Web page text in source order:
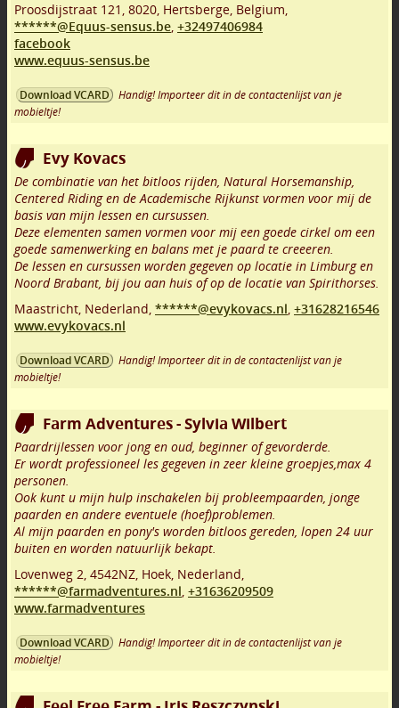
Proosdijstraat 121 , 8020, Hertsberge, Belgium,
******@Equus-sensus.be, +32497406984
facebook
www.equus-sensus.be
Download VCARD
Handig! Importeer dit in de contactenlijst van je
mobieltje!
Evy Kovacs
De combinatie van het bitloos rijden, Natural Horsemanship,
Centered Riding en de Academische Rijkunst vormen voor mij de
basis van mijn lessen en cursussen.
Deze elementen samen vormen voor mij een goede cirkel om een
goede samenwerking en balans met je paard te creeeren.
De lessen en cursussen worden gegeven op locatie in Limburg en
Noord Brabant, bij jou aan huis of op de locatie van Spirithorses.
Maastricht, Nederland, ******@evykovacs.nl, +31628216546
www.evykovacs.nl
Download VCARD
Handig! Importeer dit in de contactenlijst van je
mobieltje!
Farm Adventures - Sylvia Wilbert
Paardrijlessen voor jong en oud, beginner of gevorderde.
Er wordt professioneel les gegeven in zeer kleine groepjes,max 4
personen.
Ook kunt u mijn hulp inschakelen bij probleempaarden, jonge
paarden en andere eventuele (hoef)problemen.
Al mijn paarden en pony's worden bitloos gereden, lopen 24 uur
buiten en worden natuurlijk bekapt.
Lovenweg 2, 4542NZ, Hoek, Nederland,
******@farmadventures.nl, +31636209509
www.farmadventures
Download VCARD
Handig! Importeer dit in de contactenlijst van je
mobieltje!